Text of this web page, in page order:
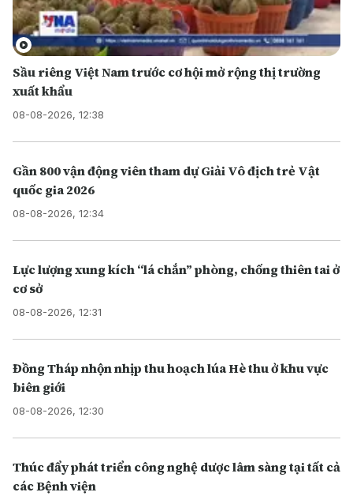
Sầu riêng Việt Nam trước cơ hội mở rộng thị trường
xuất khẩu
08-08-2026, 12:38
Gần 800 vận động viên tham dự Giải Vô địch trẻ Vật
quốc gia 2026
08-08-2026, 12:34
Lực lượng xung kích “lá chắn” phòng, chống thiên tai ở
cơ sở
08-08-2026, 12:31
Đồng Tháp nhộn nhịp thu hoạch lúa Hè thu ở khu vực
biên giới
08-08-2026, 12:30
Thúc đẩy phát triển công nghệ dược lâm sàng tại tất cả
các Bệnh viện